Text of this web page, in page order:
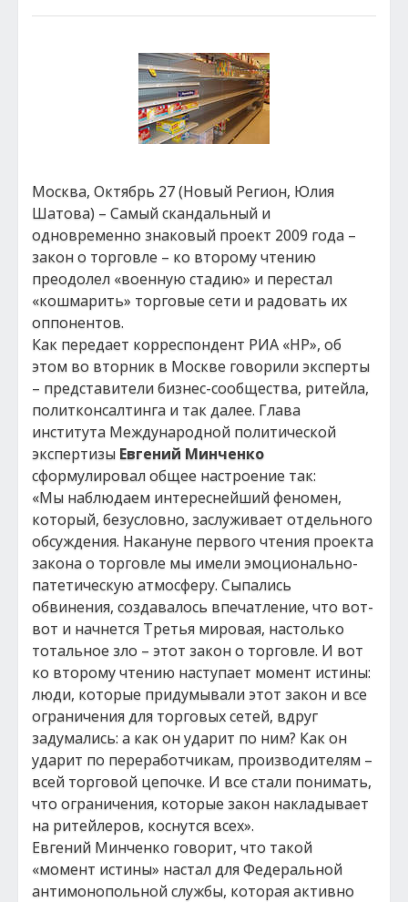
Москва, Октябрь 27 (Новый Регион, Юлия
Шатова) – Самый скандальный и
одновременно знаковый проект 2009 года –
закон о торговле – ко второму чтению
преодолел «военную стадию» и перестал
«кошмарить» торговые сети и радовать их
оппонентов.
Как передает корреспондент РИА «НР», об
этом во вторник в Москве говорили эксперты
– представители бизнес-сообщества, ритейла,
политконсалтинга и так далее. Глава
института Международной политической
экспертизы Евгений Минченко
сформулировал общее настроение так:
«Мы наблюдаем интереснейший феномен,
который, безусловно, заслуживает отдельного
обсуждения. Накануне первого чтения проекта
закона о торговле мы имели эмоционально-
патетическую атмосферу. Сыпались
обвинения, создавалось впечатление, что вот-
вот и начнется Третья мировая, настолько
тотальное зло – этот закон о торговле. И вот
ко второму чтению наступает момент истины:
люди, которые придумывали этот закон и все
ограничения для торговых сетей, вдруг
задумались: а как он ударит по ним? Как он
ударит по переработчикам, производителям –
всей торговой цепочке. И все стали понимать,
что ограничения, которые закон накладывает
на ритейлеров, коснутся всех».
Евгений Минченко говорит, что такой
«момент истины» настал для Федеральной
антимонопольной службы, которая активно